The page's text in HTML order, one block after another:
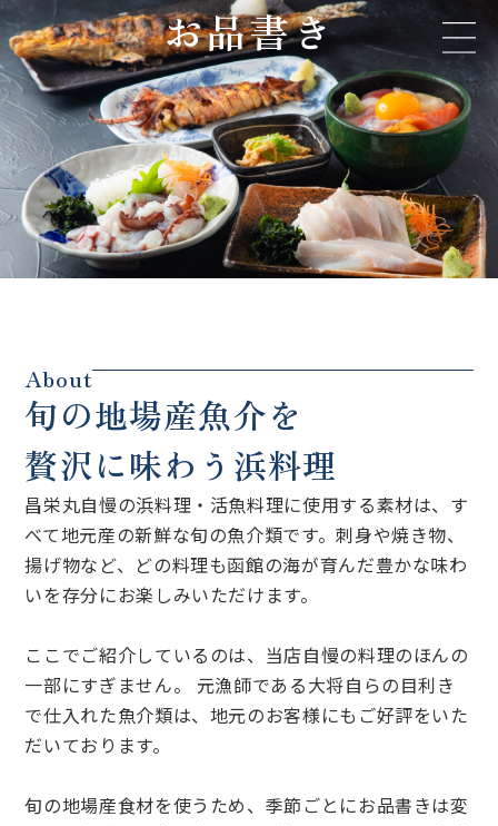
お品書き
About
旬の地場産魚介を
贅沢に味わう浜料理
昌栄丸自慢の浜料理・活魚料理に使用する素材は、す
べて地元産の新鮮な旬の魚介類です。刺身や焼き物、
揚げ物など、どの料理も函館の海が育んだ豊かな味わ
いを存分にお楽しみいただけます。
ここでご紹介しているのは、当店自慢の料理のほんの
一部にすぎません。 元漁師である大将自らの目利き
で仕入れた魚介類は、地元のお客様にもご好評をいた
だいております。
旬の地場産食材を使うため、季節ごとにお品書きは変